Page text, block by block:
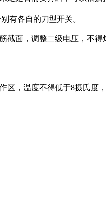
有各自的刀型开关。
截面，调整二级电压，不得
区，温度不得低于8摄氏度